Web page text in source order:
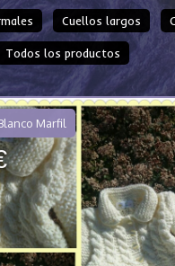
Cuellos largos
Todos los productos
Marfil